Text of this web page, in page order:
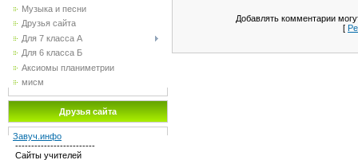
Музыка и песни
Друзья сайта
Для 7 класса А
Для 6 класса Б
Аксиомы планиметрии
мисм
Друзья сайта
Завуч.инфо
-------------------------
Сайты учителей
Добавлять комментарии
[